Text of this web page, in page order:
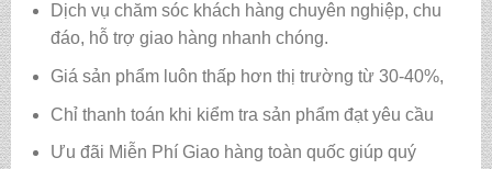
Dịch vụ chăm sóc khách hàng chuyên nghiệp, chu
đáo, hỗ trợ giao hàng nhanh chóng.
Giá sản phẩm luôn thấp hơn thị trường từ 30-40%,
Chỉ thanh toán khi kiểm tra sản phẩm đạt yêu cầu
Ưu đãi Miễn Phí Giao hàng toàn quốc giúp quý